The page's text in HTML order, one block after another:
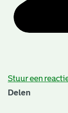
Stuur een
Delen